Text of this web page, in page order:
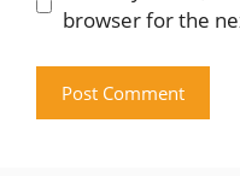
browser for the